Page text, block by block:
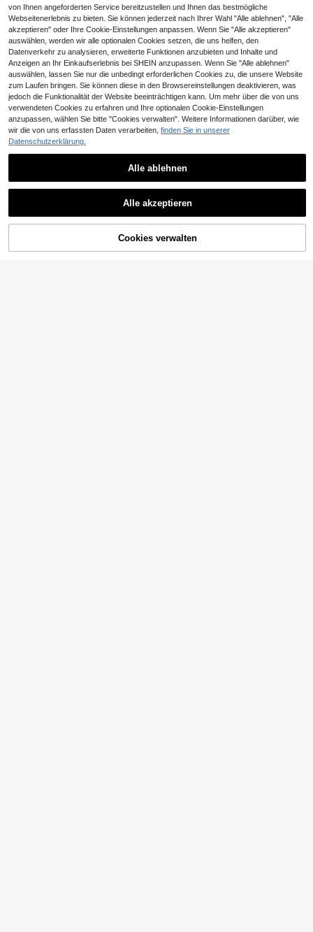
ZUM WARENKORB HINZUFÜGEN
von Ihnen angeforderten Service bereitzustellen und Ihnen das bestmögliche
Webseitenerlebnis zu bieten. Sie können jederzeit nach Ihrer Wahl "Alle ablehnen", "Alle
akzeptieren" oder Ihre Cookie-Einstellungen anpassen. Wenn Sie "Alle akzeptieren"
auswählen, werden wir alle optionalen Cookies setzen, die uns helfen, den
Datenverkehr zu analysieren, erweiterte Funktionen anzubieten und Inhalte und
Anzeigen an Ihr Einkaufserlebnis bei SHEIN anzupassen. Wenn Sie "Alle ablehnen"
auswählen, lassen Sie nur die unbedingt erforderlichen Cookies zu, die unsere Website
zum Laufen bringen. Sie können diese in den Browsereinstellungen deaktivieren, was
jedoch die Funktionalität der Website beeinträchtigen kann. Um mehr über die von uns
verwendeten Cookies zu erfahren und Ihre optionalen Cookie-Einstellungen
anzupassen, wählen Sie bitte "Cookies verwalten". Weitere Informationen darüber, wie
wir die von uns erfassten Daten verarbeiten, finden Sie in unserer
Datenschutzerklärung.
Alle ablehnen
Alle akzeptieren
Cookies verwalten